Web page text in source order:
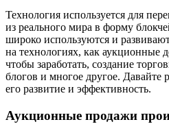
Технология используется для
из реального мира в форму
широко используются и
на технологиях, как аукционные
чтобы заработать, создание
блогов и многое другое. Давайте
его развитие и эффективность.
Аукционные продажи